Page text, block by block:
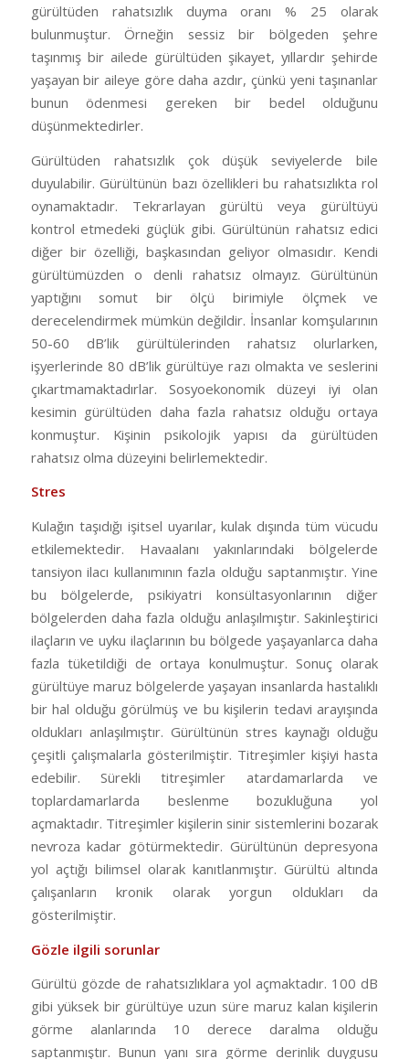
gürültüden rahatsızlık duyma oranı % 25 olarak
bulunmuştur. Örneğin sessiz bir bölgeden şehre
taşınmış bir ailede gürültüden şikayet, yıllardır şehirde
yaşayan bir aileye göre daha azdır, çünkü yeni taşınanlar
bunun ödenmesi gereken bir bedel olduğunu
düşünmektedirler.
Gürültüden rahatsızlık çok düşük seviyelerde bile
duyulabilir. Gürültünün bazı özellikleri bu rahatsızlıkta rol
oynamaktadır. Tekrarlayan gürültü veya gürültüyü
kontrol etmedeki güçlük gibi. Gürültünün rahatsız edici
diğer bir özelliği, başkasından geliyor olmasıdır. Kendi
gürültümüzden o denli rahatsız olmayız. Gürültünün
yaptığını somut bir ölçü birimiyle ölçmek ve
derecelendirmek mümkün değildir. İnsanlar komşularının
50-60 dB’lik gürültülerinden rahatsız olurlarken,
işyerlerinde 80 dB’lik gürültüye razı olmakta ve seslerini
çıkartmamaktadırlar. Sosyoekonomik düzeyi iyi olan
kesimin gürültüden daha fazla rahatsız olduğu ortaya
konmuştur. Kişinin psikolojik yapısı da gürültüden
rahatsız olma düzeyini belirlemektedir.
Stres
Kulağın taşıdığı işitsel uyarılar, kulak dışında tüm vücudu
etkilemektedir. Havaalanı yakınlarındaki bölgelerde
tansiyon ilacı kullanımının fazla olduğu saptanmıştır. Yine
bu bölgelerde, psikiyatri konsültasyonlarının diğer
bölgelerden daha fazla olduğu anlaşılmıştır. Sakinleştirici
ilaçların ve uyku ilaçlarının bu bölgede yaşayanlarca daha
fazla tüketildiği de ortaya konulmuştur. Sonuç olarak
gürültüye maruz bölgelerde yaşayan insanlarda hastalıklı
bir hal olduğu görülmüş ve bu kişilerin tedavi arayışında
oldukları anlaşılmıştır. Gürültünün stres kaynağı olduğu
çeşitli çalışmalarla gösterilmiştir. Titreşimler kişiyi hasta
edebilir. Sürekli titreşimler atardamarlarda ve
toplardamarlarda beslenme bozukluğuna yol
açmaktadır. Titreşimler kişilerin sinir sistemlerini bozarak
nevroza kadar götürmektedir. Gürültünün depresyona
yol açtığı bilimsel olarak kanıtlanmıştır. Gürültü altında
çalışanların kronik olarak yorgun oldukları da
gösterilmiştir.
Gözle ilgili sorunlar
Gürültü gözde de rahatsızlıklara yol açmaktadır. 100 dB
gibi yüksek bir gürültüye uzun süre maruz kalan kişilerin
görme alanlarında 10 derece daralma olduğu
saptanmıştır. Bunun yanı sıra görme derinlik duygusu